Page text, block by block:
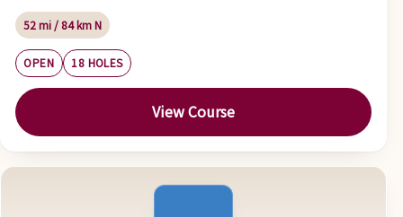
52 mi / 84 km N
OPEN 18 HOLES
View Course